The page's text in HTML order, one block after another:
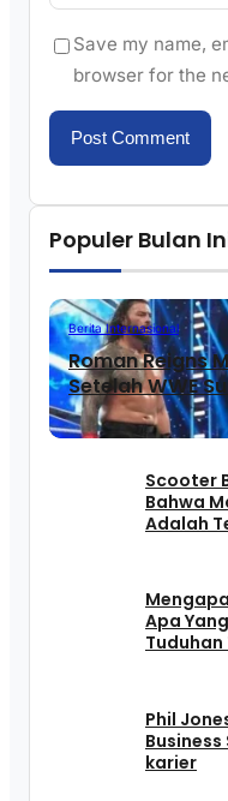
Save my name,
browser for the
Populer Bulan
Berita Internasional
Roman Reigns
Setelah WWE
Scooter
Bahwa
Adalah
Apa
Phil
karier